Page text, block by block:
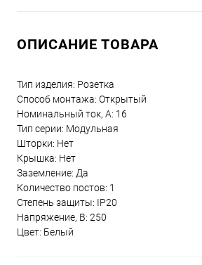
ОПИСАНИЕ ТОВАРА
Тип изделия: Розетка
Способ монтажа: Открытый
Номинальный ток, А: 16
Тип серии: Модульная
Шторки: Нет
Крышка: Нет
Заземление: Да
Количество постов: 1
Степень защиты: IP20
Напряжение, В: 250
Цвет: Белый